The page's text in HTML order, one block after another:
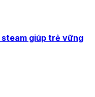
giúp trẻ vững